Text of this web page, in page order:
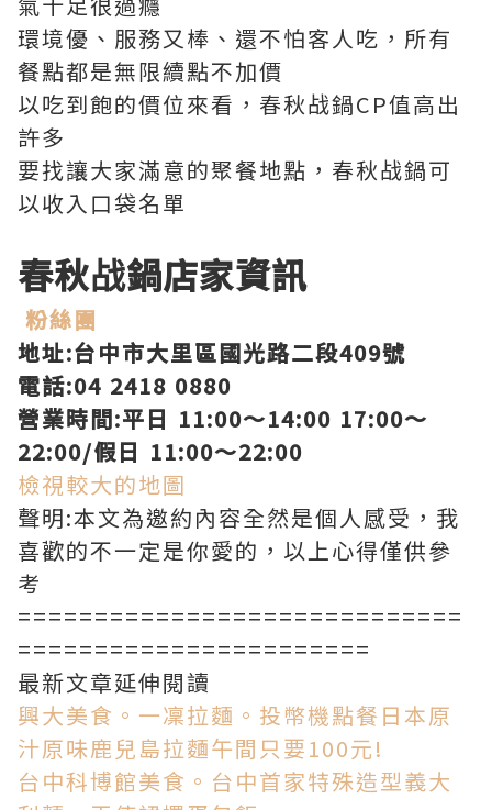
環境優、服務又棒、還不怕客人吃，所有
餐點都是無限續點不加價
以吃到飽的價位來看，春秋战鍋CP值高出
許多
要找讓大家滿意的聚餐地點，春秋战鍋可
以收入口袋名單
春秋战鍋店家資訊
粉絲團
地址:台中市大里區國光路二段409號
電話:04 2418 0880
營業時間:平日 11:00～14:00 17:00～
22:00/假日 11:00～22:00
檢視較大的地圖
聲明:本文為邀約內容全然是個人感受，我
喜歡的不一定是你愛的，以上心得僅供參
考
=============================
=======================
最新文章延伸閱讀
興大美食。一凜拉麵。投幣機點餐日本原
汁原味鹿兒島拉麵午間只要100元!
台中科博館美食。台中首家特殊造型義大